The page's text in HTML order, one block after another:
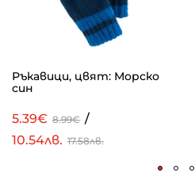
Ръкавици, цвят: Морско
син
5.39€ 8.99€ /
10.54лв. 17.58лв.